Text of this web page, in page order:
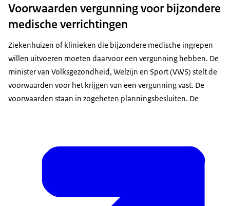
Voorwaarden vergunning voor bijzondere
medische verrichtingen
Ziekenhuizen of klinieken die bijzondere medische ingrepen
willen uitvoeren moeten daarvoor een vergunning hebben. De
minister van Volksgezondheid, Welzijn en Sport (VWS) stelt de
voorwaarden voor het krijgen van een vergunning vast. De
voorwaarden staan in zogeheten planningsbesluiten. De